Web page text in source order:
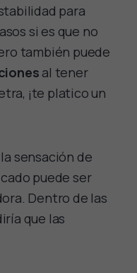
para
si es que no
también puede
al tener
¡te platico un
sensación de
puede ser
Dentro de las
que las